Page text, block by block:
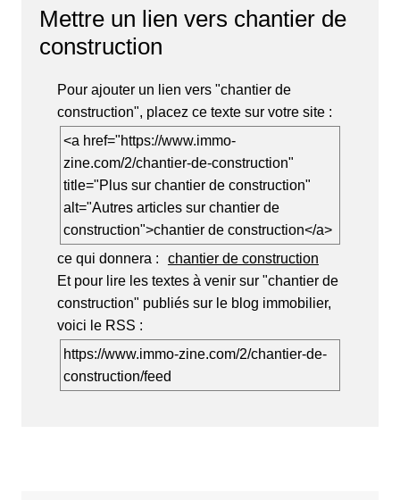
Mettre un lien vers chantier de
construction
Pour ajouter un lien vers "chantier de
construction", placez ce texte sur votre site :
<a href="https://www.immo-
zine.com/2/chantier-de-construction"
title="Plus sur chantier de construction"
alt="Autres articles sur chantier de
construction">chantier de construction</a>
ce qui donnera :
chantier de construction
Et pour lire les textes à venir sur "chantier de
construction" publiés sur le blog immobilier,
voici le RSS :
https://www.immo-zine.com/2/chantier-de-
construction/feed